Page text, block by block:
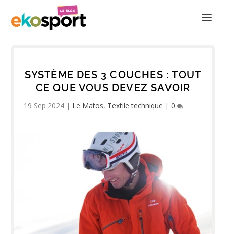
SYSTÈME DES 3 COUCHES : TOUT
CE QUE VOUS DEVEZ SAVOIR
19 Sep 2024 | Le Matos, Textile technique |0